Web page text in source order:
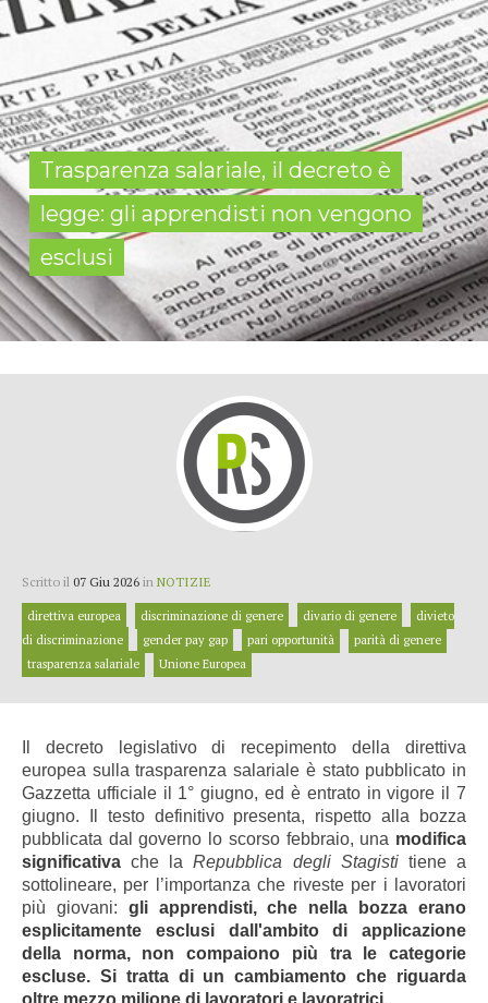
Trasparenza salariale, il decreto è
legge: gli apprendisti non vengono
esclusi
Scritto il 07 Giu 2026 in NOTIZIE
direttiva europea discriminazione di genere divario di genere
divieto
di discriminazione
gender pay gap pari opportunità
parità di genere
trasparenza salariale
Unione Europea
Il decreto legislativo di recepimento della direttiva
europea sulla trasparenza salariale è stato pubblicato in
Gazzetta ufficiale il 1° giugno, ed è entrato in vigore il 7
giugno. Il testo definitivo presenta, rispetto alla bozza
pubblicata dal governo lo scorso febbraio, una modifica
significativa che laRepubblica degli Stagistitiene a
sottolineare, per l’importanza che riveste per i lavoratori
più giovani: gli apprendisti, che nella bozza erano
esplicitamente esclusi dall'ambito di applicazione
della norma, non compaiono più tra le categorie
escluse. Si tratta di un cambiamento che riguarda
oltre mezzo milione di lavoratori e lavoratrici.